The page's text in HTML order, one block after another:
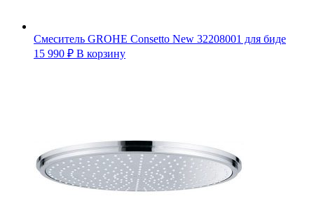
Смеситель GROHE Consetto New 32208001 для биде
15 990 ₽ В корзину